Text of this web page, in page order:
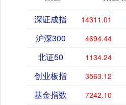
深证成指 14311.01
沪深300 4694.44
北证50 1134.24
创业板指 3563.12
基金指数 7242.10